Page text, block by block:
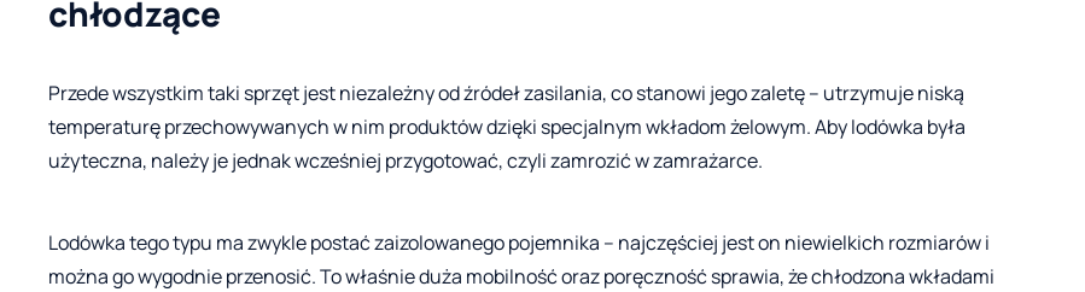
chłodzące
Przede wszystkim taki sprzęt jest niezależny od źródeł zasilania, co stanowi jego zaletę – utrzymuje niską
temperaturę przechowywanych w nim produktów dzięki specjalnym wkładom żelowym. Aby lodówka była
użyteczna, należy je jednak wcześniej przygotować, czyli zamrozić w zamrażarce.
Lodówka tego typu ma zwykle postać zaizolowanego pojemnika – najczęściej jest on niewielkich rozmiarów i
można go wygodnie przenosić. To właśnie duża mobilność oraz poręczność sprawia, że chłodzona wkładami